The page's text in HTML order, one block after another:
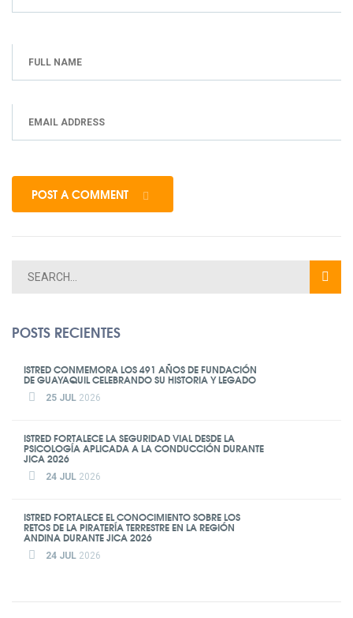
POST A COMMENT
POSTS RECIENTES
ISTRED CONMEMORA LOS 491 AÑOS DE FUNDACIÓN
DE GUAYAQUIL CELEBRANDO SU HISTORIA Y LEGADO
25 JUL 2026
ISTRED FORTALECE LA SEGURIDAD VIAL DESDE LA
PSICOLOGÍA APLICADA A LA CONDUCCIÓN DURANTE
JICA 2026
24 JUL 2026
ISTRED FORTALECE EL CONOCIMIENTO SOBRE LOS
RETOS DE LA PIRATERÍA TERRESTRE EN LA REGIÓN
ANDINA DURANTE JICA 2026
24 JUL 2026